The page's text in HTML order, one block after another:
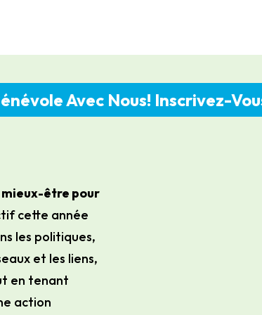
Avec Nous! Inscrivez-
mieux-être pour
cette année
les politiques,
et les liens,
en tenant
action